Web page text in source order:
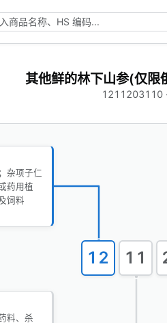
其他鲜的林下山参(仅限
1211203110
12 11
杂项子仁
药用植
饲料
料、杀